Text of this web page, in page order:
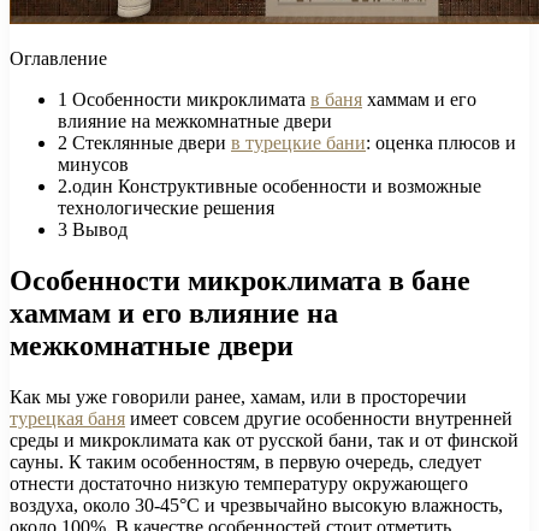
Оглавление
1 Особенности микроклимата в баня хаммам и его
влияние на межкомнатные двери
2 Стеклянные двери в турецкие бани: оценка плюсов и
минусов
2.один Конструктивные особенности и возможные
технологические решения
3 Вывод
Особенности микроклимата в бане
хаммам и его влияние на
межкомнатные двери
Как мы уже говорили ранее, хамам, или в просторечии
турецкая баня имеет совсем другие особенности внутренней
среды и микроклимата как от русской бани, так и от финской
сауны. К таким особенностям, в первую очередь, следует
отнести достаточно низкую температуру окружающего
воздуха, около 30-45°С и чрезвычайно высокую влажность,
около 100%. В качестве особенностей стоит отметить